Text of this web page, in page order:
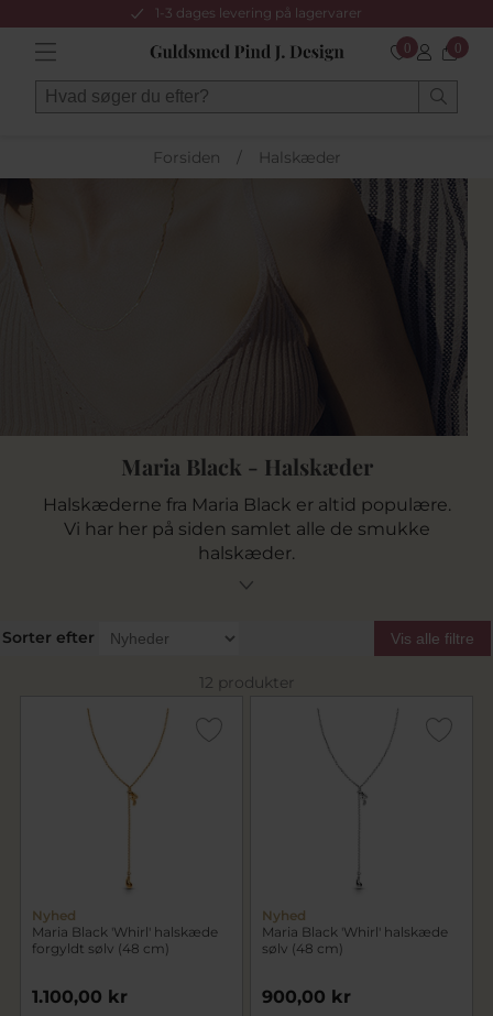
1-3 dages levering på lagervarer
0 0
Forsiden / Halskæder
Maria Black - Halskæder
Halskæderne fra Maria Black er altid populære.
Vi har her på siden samlet alle de smukke
halskæder.
Sorter efter Vis alle filtre
12 produkter
Nyhed
Maria Black 'Whirl' halskæde
forgyldt sølv (48 cm)
1.100,00 kr
Nyhed
Maria Black 'Whirl' halskæde
sølv (48 cm)
900,00 kr